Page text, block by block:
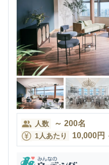
人数 ～ 200名
1人あたり 10,000円